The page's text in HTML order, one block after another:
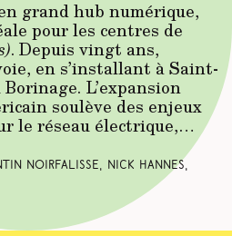
grand hub numérique,
pour les centres de
. Depuis vingt ans,
en s’installant à Saint-
L’expansion
soulève des enjeux
le réseau électrique,…
Noirfalisse, Nick Hannes,